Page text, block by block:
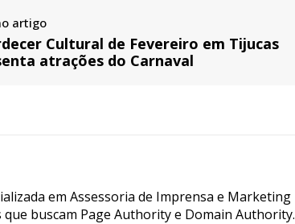
artigo
Cultural de Fevereiro em Tijucas
atrações do Carnaval
em Assessoria de Imprensa e Marketing
buscam Page Authority e Domain Authority.